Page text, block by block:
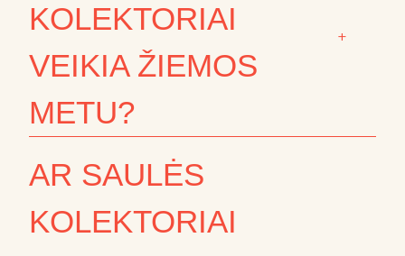
KOLEKTORIAI
VEIKIA ŽIEMOS
METU?
+
AR SAULĖS
KOLEKTORIAI